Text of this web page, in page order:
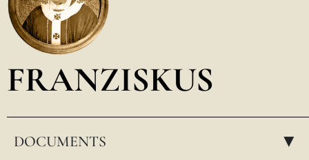
العربيّة
FRANZISKUS
DOCUMENTS ▸